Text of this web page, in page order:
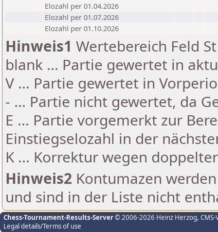
Elozahl per 01.04.2026
Elozahl per 01.07.2026
Elozahl per 01.10.2026
Hinweis1 Wertebereich Feld
blank ... Partie gewertet in
V ... Partie gewertet in
- ... Partie nicht gewertet, da
E ... Partie vorgemerkt zur
Einstiegselozahl in der
K ... Korrektur wegen
Hinweis2 Kontumazen
und sind in der Liste nicht
Chess-Tournament-Results-Server© 2006-2026 Heinz Herzog,
Legal details/Terms of use